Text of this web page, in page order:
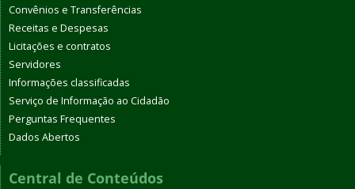
Convênios e Transferências
Receitas e Despesas
Licitações e contratos
Servidores
Informações classificadas
Serviço de Informação ao Cidadão
Perguntas Frequentes
Dados Abertos
Central de Conteúdos